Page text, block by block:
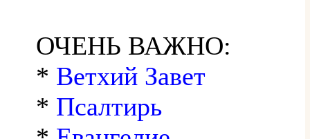
ОЧЕНЬ ВАЖНО:
* Ветхий Завет
* Псалтирь